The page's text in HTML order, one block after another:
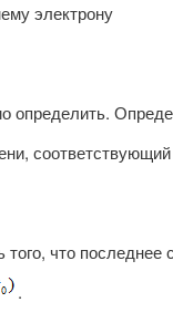
электрону
определить.
того, что
.